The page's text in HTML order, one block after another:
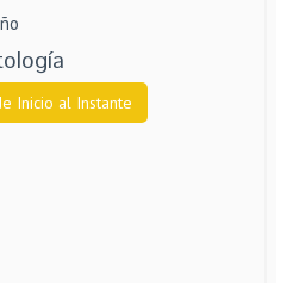
Inicio al Instante